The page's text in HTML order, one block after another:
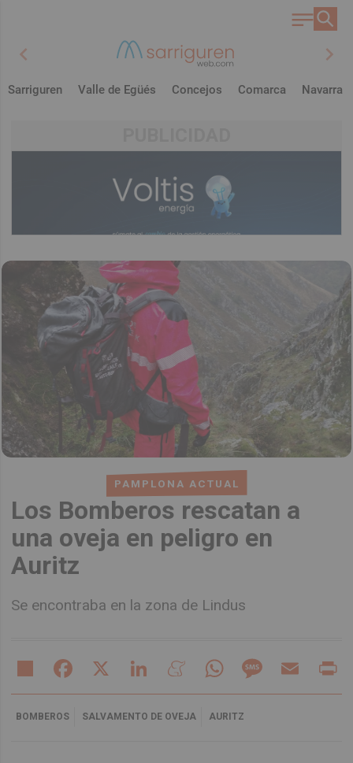
chevron_left chevron_right
Sarriguren Valle de Egüés Concejos Comarca Navarra
PAMPLONA ACTUAL
Los Bomberos rescatan a
una oveja en peligro en
Auritz
Se encontraba en la zona de Lindus
Share Facebook LinkedIn MeneameWhatsAppMessageEmail
BOMBEROS SALVAMENTO DE OVEJA AURITZ